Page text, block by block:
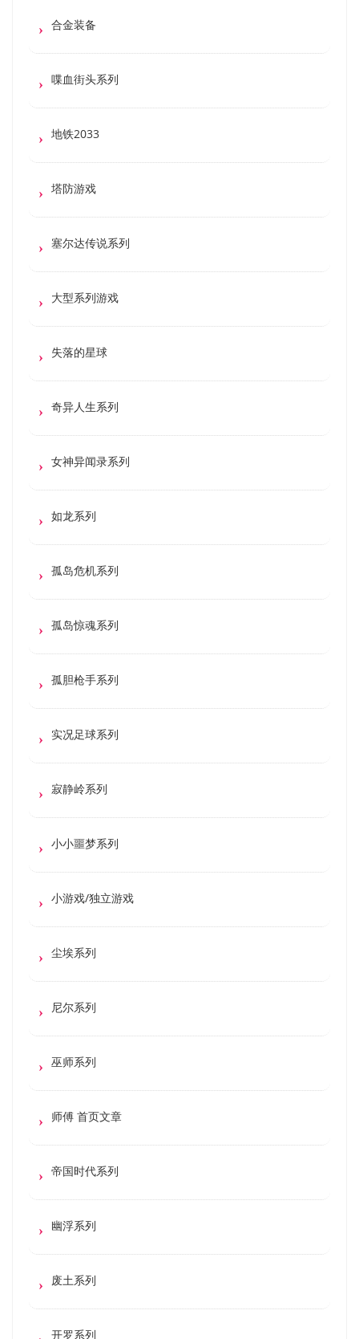
合金装备
喋血街头系列
地铁2033
塔防游戏
塞尔达传说系列
大型系列游戏
失落的星球
奇异人生系列
女神异闻录系列
如龙系列
孤岛危机系列
孤岛惊魂系列
孤胆枪手系列
实况足球系列
寂静岭系列
小小噩梦系列
小游戏/独立游戏
尘埃系列
尼尔系列
巫师系列
师傅 首页文章
帝国时代系列
幽浮系列
废土系列
开罗系列